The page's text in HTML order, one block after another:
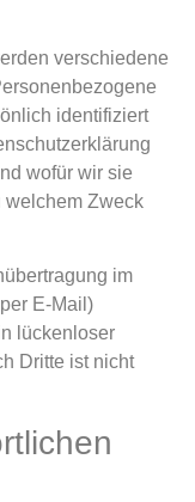
verschiedene
identifiziert
wofür wir sie
welchem Zweck
im
E-Mail)
lückenloser
Dritte ist nicht